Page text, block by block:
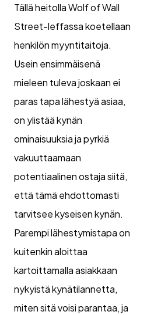
Tällä heitolla Wolf of Wall
Street-leffassa koetellaan
henkilön myyntitaitoja.
Usein ensimmäisenä
mieleen tuleva joskaan ei
paras tapa lähestyä asiaa,
on ylistää kynän
ominaisuuksia ja pyrkiä
vakuuttaamaan
potentiaalinen ostaja siitä,
että tämä ehdottomasti
tarvitsee kyseisen kynän.
Parempi lähestymistapa on
kuitenkin aloittaa
kartoittamalla asiakkaan
nykyistä kynätilannetta,
miten sitä voisi parantaa, ja